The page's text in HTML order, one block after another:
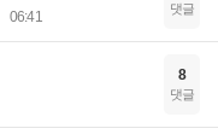
06:41 댓글
8
댓글